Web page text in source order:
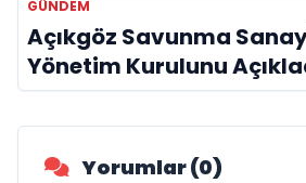
GÜNDEM
Açıkgöz Savunma
Yönetim Kurulunu
Savunma Sanayinde
Vurgusu
Yorumlar (0)